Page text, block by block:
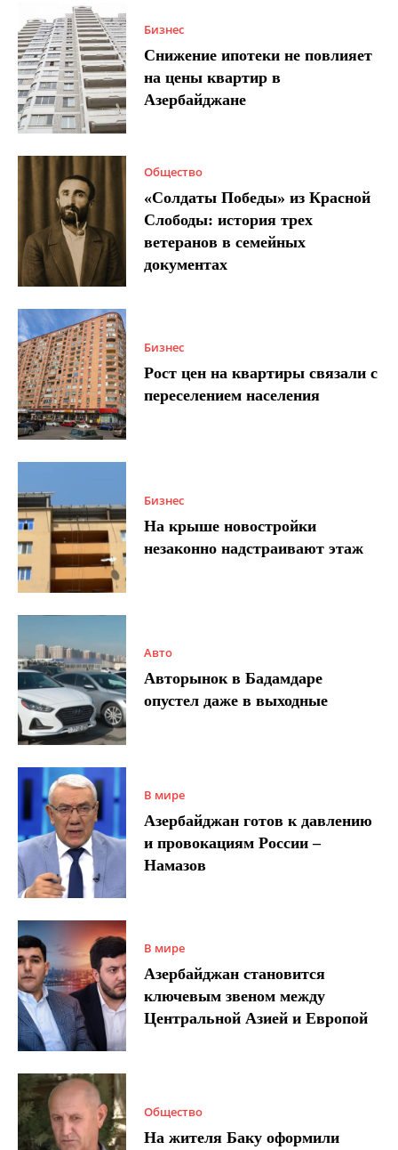
Бизнес
Снижение ипотеки не повлияет
на цены квартир в
Азербайджане
Общество
«Солдаты Победы» из Красной
Слободы: история трех
ветеранов в семейных
документах
Бизнес
Рост цен на квартиры связали с
переселением населения
Бизнес
На крыше новостройки
незаконно надстраивают этаж
Авто
Авторынок в Бадамдаре
опустел даже в выходные
В мире
Азербайджан готов к давлению
и провокациям России –
Намазов
В мире
Азербайджан становится
ключевым звеном между
Центральной Азией и Европой
Общество
На жителя Баку оформили